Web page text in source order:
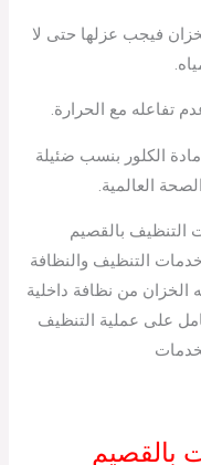
فيجب عزلها حتى لا
تفاعله مع الحرارة.
الكلور بنسب ضئيلة
العالمية.
التنظيف بالقصيم
التنظيف والنظافة
الخزان من نظافة داخلية
على عملية التنظيف
بالقصيم